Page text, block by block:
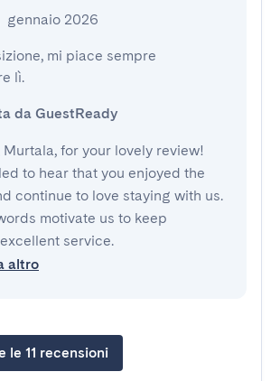
gennaio 2026
mi piace sempre
lì.
da GuestReady
Murtala, for your lovely review!
to hear that you enjoyed the
continue to love staying with us.
motivate us to keep
service.
altro
le 11 recensioni